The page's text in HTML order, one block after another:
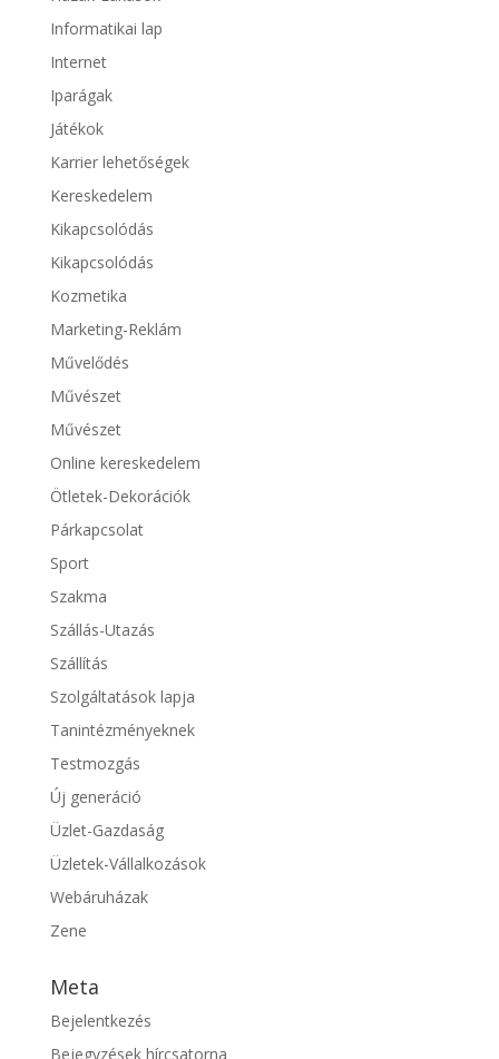
Informatikai lap
Internet
Iparágak
Játékok
Karrier lehetőségek
Kereskedelem
Kikapcsolódás
Kikapcsolódás
Kozmetika
Marketing-Reklám
Művelődés
Művészet
Művészet
Online kereskedelem
Ötletek-Dekorációk
Párkapcsolat
Sport
Szakma
Szállás-Utazás
Szállítás
Szolgáltatások lapja
Tanintézményeknek
Testmozgás
Új generáció
Üzlet-Gazdaság
Üzletek-Vállalkozások
Webáruházak
Zene
Meta
Bejelentkezés
Bejegyzések hírcsatorna